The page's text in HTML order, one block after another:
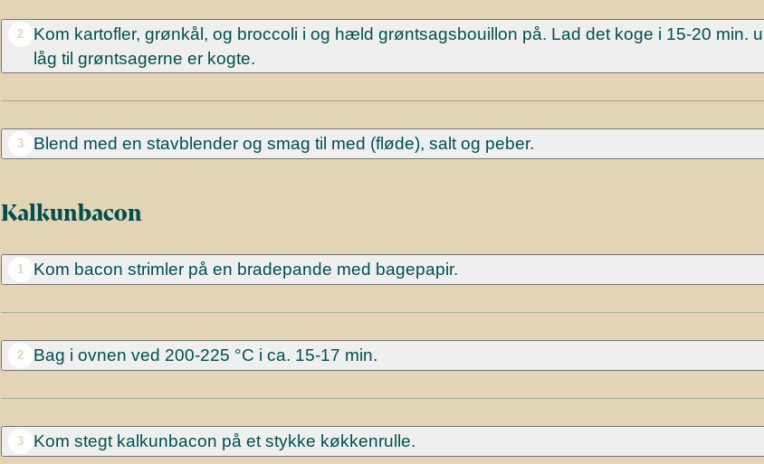
2
Kom kartofler, grønkål, og broccoli i og hæld grøntsagsbouillon på. Lad det koge i 15-20 min.
låg til grøntsagerne er kogte.
3 Blend med en stavblender og smag til med (fløde), salt og peber.
Kalkunbacon
1 Kom bacon strimler på en bradepande med bagepapir.
2 Bag i ovnen ved 200-225 °C i ca. 15-17 min.
3 Kom stegt kalkunbacon på et stykke køkkenrulle.